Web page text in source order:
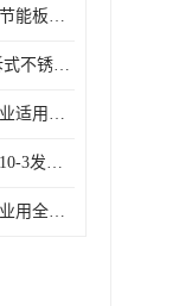
数据中心浅波纹高效节能板式换热器
湖南高效节能BR可拆式不锈钢板式换热器厂家定制
化工、电力、钢铁行业适用冷却冷凝蒸发加热不锈钢可拆式板式换热器
湖南怀化KHZD-BN210-3发动机柴油冷却钎焊机板式热交换器
湖南衡阳化工农药行业用全焊接板式冷凝器专业定制